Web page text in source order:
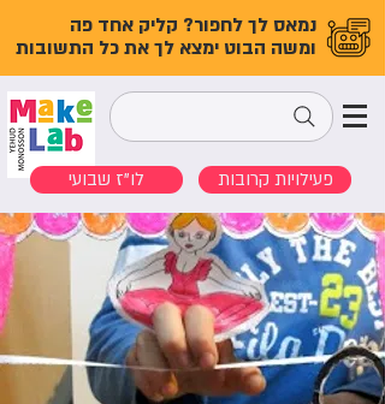
נמאס לך לחפור? קליק אחד פה
ומשה הבוט ימצא לך את כל התשובות
לו"ז שבועי פעילויות קרובות